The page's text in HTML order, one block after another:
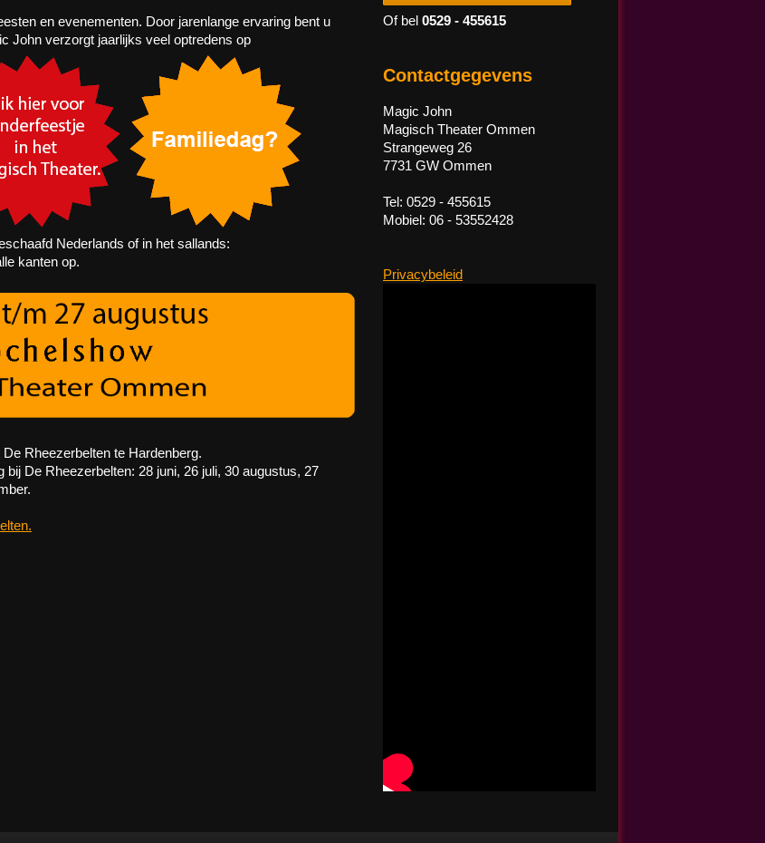
en evenementen. Door jarenlange ervaring bent u
John verzorgt jaarlijks veel optredens op
Nederlands of in het sallands:
kanten op.
Rheezerbelten te Hardenberg.
De Rheezerbelten: 28 juni, 26 juli, 30 augustus, 27
Of bel 0529 - 455615
Contactgegevens
Magic John
Magisch Theater Ommen
Strangeweg 26
7731 GW Ommen
Tel: 0529 - 455615
Mobiel: 06 - 53552428
Privacybeleid